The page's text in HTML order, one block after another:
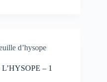
d’hysope
– 1